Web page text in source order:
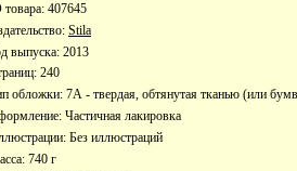
товара: 407645
Stila
выпуска: 2013
240
обложки: 7А - твердая, обтянутая тканью (или
Частичная лакировка
Без иллюстраций
740 г